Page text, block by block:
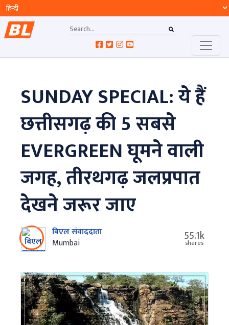
SUNDAY SPECIAL: ये हैं
छत्तीसगढ़ की 5 सबसे
EVERGREEN घूमने वाली
जगह, तीरथगढ़ जलप्रपात
देखने जरूर जाए
बिएल संवाददाता
Mumbai
55.1k
shares